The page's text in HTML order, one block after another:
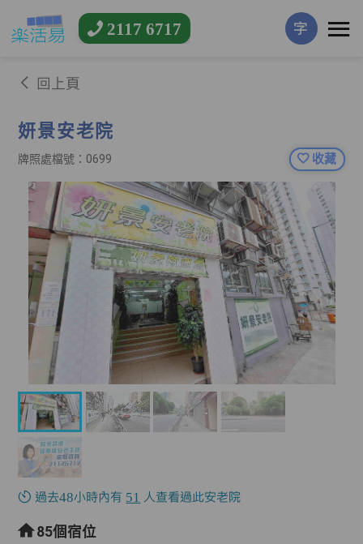
2117 6717 字
回上頁
妍景安老院
牌照處檔號：0699 收藏
過去48小時內有 51 人查看過此安老院
85個宿位